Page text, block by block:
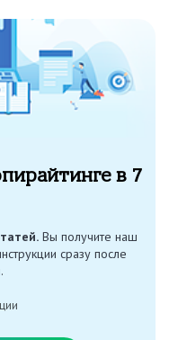
в 7
Вы получите наш
сразу после